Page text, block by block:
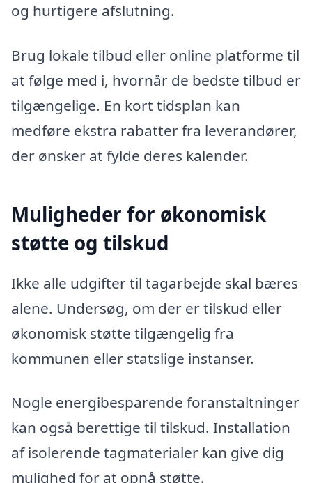
og hurtigere afslutning.
Brug lokale tilbud eller online platforme til
at følge med i, hvornår de bedste tilbud er
tilgængelige. En kort tidsplan kan
medføre ekstra rabatter fra leverandører,
der ønsker at fylde deres kalender.
Muligheder for økonomisk
støtte og tilskud
Ikke alle udgifter til tagarbejde skal bæres
alene. Undersøg, om der er tilskud eller
økonomisk støtte tilgængelig fra
kommunen eller statslige instanser.
Nogle energibesparende foranstaltninger
kan også berettige til tilskud. Installation
af isolerende tagmaterialer kan give dig
mulighed for at opnå støtte.